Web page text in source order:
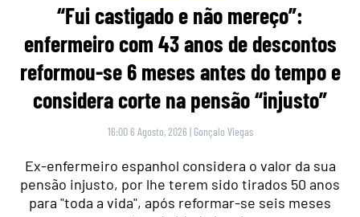
“Fui castigado e não mereço”:
enfermeiro com 43 anos de descontos
reformou-se 6 meses antes do tempo e
considera corte na pensão “injusto”
16:00 6 Agosto, 2026 | Gonçalo Viegas
Ex-enfermeiro espanhol considera o valor da sua
pensão injusto, por lhe terem sido tirados 50 anos
para "toda a vida", após reformar-se seis meses